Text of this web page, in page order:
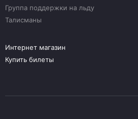
Группа поддержки на льду
Талисманы
Интернет магазин
Купить билеты